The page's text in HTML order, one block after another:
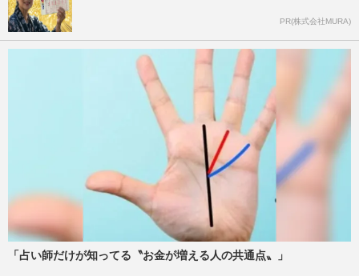
PR(株式会社MURA)
「占い師だけが知ってる〝お金が増える人の共通点〟」